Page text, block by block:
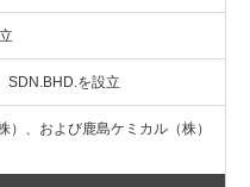
SDN.BHD.を設立
、および鹿島ケミカル（株）